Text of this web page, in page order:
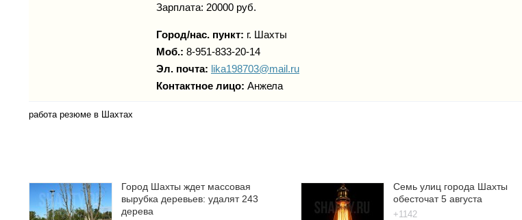
Зарплата: 20000 руб.
Город/нас. пункт: г. Шахты
Моб.: 8-951-833-20-14
Эл. почта: lika198703@mail.ru
Контактное лицо: Анжела
работа резюме в Шахтах
Город Шахты ждет массовая
вырубка деревьев: удалят 243
дерева
Семь улиц города Шахты
обесточат 5 августа
+1142